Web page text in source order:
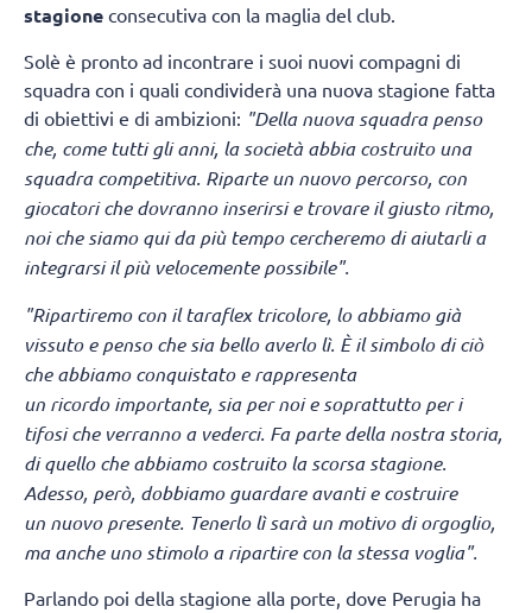
stagione consecutiva con la maglia del club.
Solè è pronto ad incontrare i suoi nuovi compagni di
squadra con i quali condividerà una nuova stagione fatta
di obiettivi e di ambizioni: "Della nuova squadra penso
che, come tutti gli anni, la società abbia costruito una
squadra competitiva. Riparte un nuovo percorso, con
giocatori che dovranno inserirsi e trovare il giusto ritmo,
noi che siamo qui da più tempo cercheremo di aiutarli a
integrarsi il più velocemente possibile".
"Ripartiremo con il taraflex tricolore, lo abbiamo già
vissuto e penso che sia bello averlo lì. È il simbolo di ciò
che abbiamo conquistato e rappresenta
un ricordo importante, sia per noi e soprattutto per i
tifosi che verranno a vederci. Fa parte della nostra storia,
di quello che abbiamo costruito la scorsa stagione.
Adesso, però, dobbiamo guardare avanti e costruire
un nuovo presente. Tenerlo lì sarà un motivo di orgoglio,
ma anche uno stimolo a ripartire con la stessa voglia".
Parlando poi della stagione alla porte, dove Perugia ha